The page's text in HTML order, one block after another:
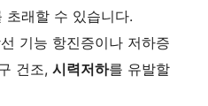
초래할 수 있습니다.
기능 항진증이나 저하증
건조, 시력저하를 유발할